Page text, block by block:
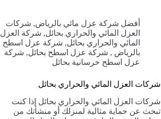
أفضل شركة عزل مائي بالرياض, شركات
العزل المائي والحراري بحائل, شركة العزل
المائي والحراري بحائل, شركة عزل اسطح
بالرياض , شركة عزل اسطح بحائل, شركة
عزل اسطح خرسانية بحائل
شركات العزل المائي والحراري بحائل
شركات العزل المائي والحراري بحائل إذا كنت
تبحث عن حماية مثالية لمنزلك أو منشأتك من